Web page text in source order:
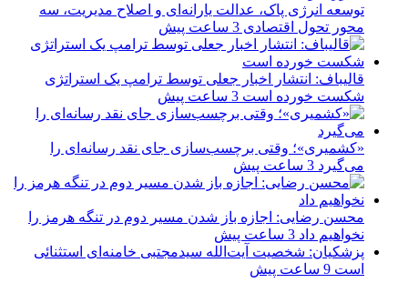
توسعه انرژی پاک، عدالت یارانه‌ای و اصلاح مدیریت، سه
محور تحول اقتصادی 3 ساعت پیش
قالیباف: انتشار اخبار جعلی توسط ترامپ یک استراتژی
شکست خورده است 3 ساعت پیش
«کشمیری»؛ وقتی برچسب‌سازی جای نقد رسانه‌ای را
می‌گیرد 3 ساعت پیش
محسن رضایی: اجازه باز شدن مسیر دوم در تنگه هرمز را
نخواهیم داد 3 ساعت پیش
پزشکیان: شخصیت آیت‌الله سیدمجتبی خامنه‌ای استثنائی
است 9 ساعت پیش